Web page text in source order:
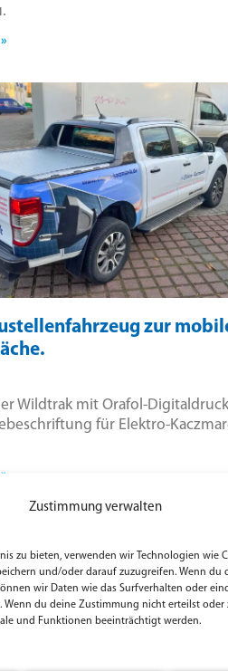
Zustimmung verwalten
zu bieten, verwenden wir Technologien wie
und/oder darauf zuzugreifen. Wenn du
wir Daten wie das Surfverhalten oder
Wenn du deine Zustimmung nicht erteilst oder
und Funktionen beeinträchtigt werden.
zur
Wildtrak mit Orafol-Digitaldruck
für Elektro-